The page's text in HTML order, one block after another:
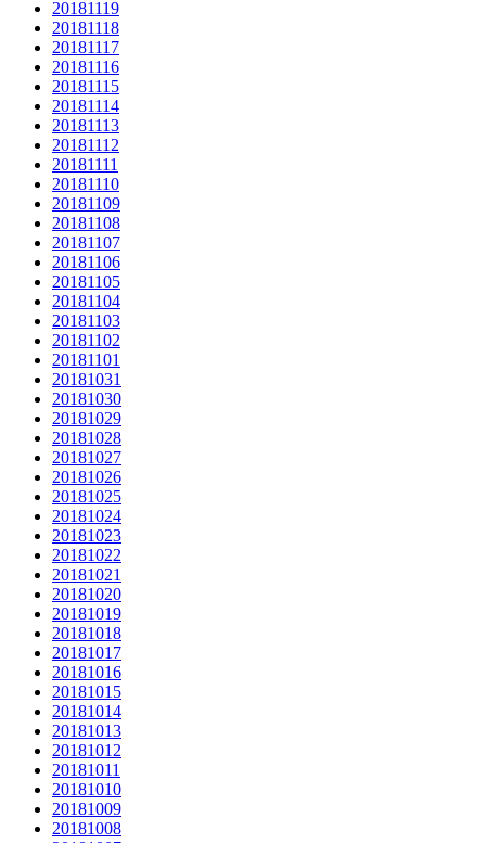
20181119
20181118
20181117
20181116
20181115
20181114
20181113
20181112
20181111
20181110
20181109
20181108
20181107
20181106
20181105
20181104
20181103
20181102
20181101
20181031
20181030
20181029
20181028
20181027
20181026
20181025
20181024
20181023
20181022
20181021
20181020
20181019
20181018
20181017
20181016
20181015
20181014
20181013
20181012
20181011
20181010
20181009
20181008